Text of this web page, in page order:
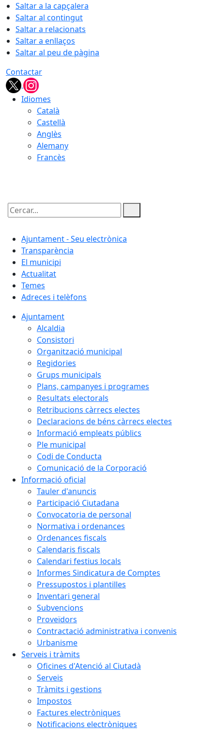
Saltar a la capçalera
Saltar al contingut
Saltar a relacionats
Saltar a enllaços
Saltar al peu de pàgina
Contactar
Idiomes
Català
Castellà
Anglès
Alemany
Francès
Cercar:
Ajuntament - Seu electrònica
Transparència
El municipi
Actualitat
Temes
Adreces i telèfons
Ajuntament
Alcaldia
Consistori
Organització municipal
Regidories
Grups municipals
Plans, campanyes i programes
Resultats electorals
Retribucions càrrecs electes
Declaracions de béns càrrecs electes
Informació empleats públics
Ple municipal
Codi de Conducta
Comunicació de la Corporació
Informació oficial
Tauler d'anuncis
Participació Ciutadana
Convocatoria de personal
Normativa i ordenances
Ordenances fiscals
Calendaris fiscals
Calendari festius locals
Informes Sindicatura de Comptes
Pressupostos i plantilles
Inventari general
Subvencions
Proveïdors
Contractació administrativa i convenis
Urbanisme
Serveis i tràmits
Oficines d'Atenció al Ciutadà
Serveis
Tràmits i gestions
Impostos
Factures electròniques
Notificacions electròniques